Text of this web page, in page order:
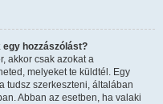
hozzászólást?
akkor csak azokat a
melyeket te küldtél. Egy
tudsz szerkeszteni, általában
Abban az esetben, ha valaki